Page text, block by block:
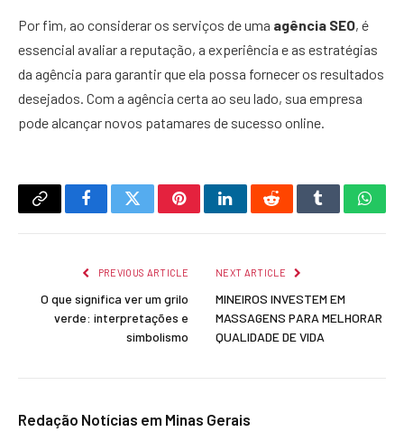
Por fim, ao considerar os serviços de uma agência SEO, é
essencial avaliar a reputação, a experiência e as estratégias
da agência para garantir que ela possa fornecer os resultados
desejados. Com a agência certa ao seu lado, sua empresa
pode alcançar novos patamares de sucesso online.
Copy
FacebookTwitterPinterestLinkedInRedditTumblr
PREVIOUS ARTICLE
O que significa ver um grilo
verde: interpretações e
simbolismo
NEXT ARTICLE
MINEIROS INVESTEM EM
MASSAGENS PARA MELHORAR
QUALIDADE DE VIDA
Redação Notícias em Minas Gerais